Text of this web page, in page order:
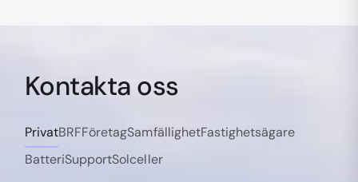
Kontakta oss
PrivatBRFFöretagSamfällighetFastighetsägare
BatteriSupportSolceller